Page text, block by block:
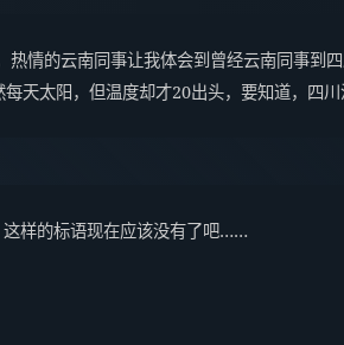
情的云南同事让我体会到曾经云南同事到
天太阳，但温度却才20出头，要知道，四川
这样的标语现在应该没有了吧……